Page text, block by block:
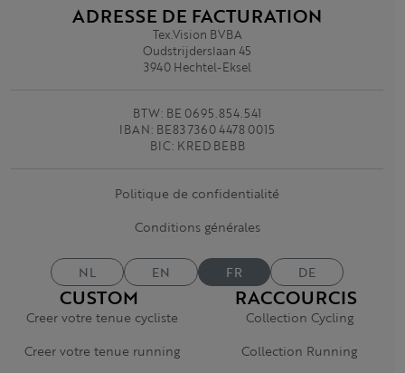
CUSTOM
Creer votre tenue cycliste
Creer votre tenue running
RACCOURCIS
Collection Cycling
Collection Running
ADRESSE DE FACTURATION
Tex.Vision BVBA
Oudstrijderslaan 45
3940 Hechtel-Eksel
BTW: BE 0695.854.541
IBAN: BE83 7360 4478 0015
BIC: KRED BEBB
Politique de confidentialité
Conditions générales
NL EN FR DE